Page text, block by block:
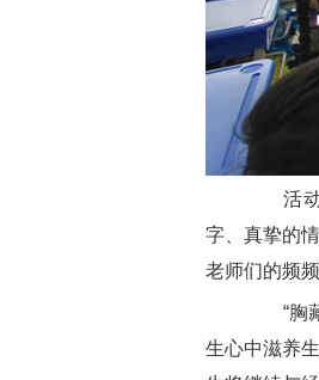
活动
字、真挚的
老师们的频
“胸藏
生心中滋养